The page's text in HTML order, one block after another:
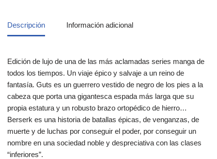
Descripción Información adicional
Edición de lujo de una de las más aclamadas series manga de
todos los tiempos. Un viaje épico y salvaje a un reino de
fantasía. Guts es un guerrero vestido de negro de los pies a la
cabeza que porta una gigantesca espada más larga que su
propia estatura y un robusto brazo ortopédico de hierro…
Berserk es una historia de batallas épicas, de venganzas, de
muerte y de luchas por conseguir el poder, por conseguir un
nombre en una sociedad noble y despreciativa con las clases
“inferiores”.